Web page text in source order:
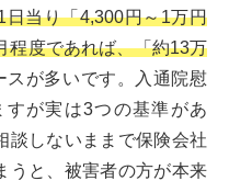
当り「4,300円～1万円
程度であれば、「約13万
スが多いです。入通院慰
が実は3つの基準があ
談しないままで保険会社
うと、被害者の方が本来